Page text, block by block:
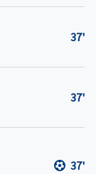
37'
37'
37'